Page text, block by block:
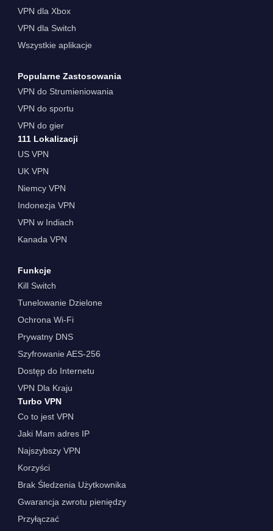
VPN dla Xbox
VPN dla Switch
Wszystkie aplikacje
Popularne Zastosowania
VPN do Strumieniowania
VPN do sportu
VPN do gier
111 Lokalizacji
US VPN
UK VPN
Niemcy VPN
Indonezja VPN
VPN w Indiach
Kanada VPN
Funkcje
Kill Switch
Tunelowanie Dzielone
Ochrona Wi-Fi
Prywatny DNS
Szyfrowanie AES-256
Dostęp do Internetu
VPN Dla Kraju
Turbo VPN
Co to jest VPN
Jaki Mam adres IP
Najszybszy VPN
Korzyści
Brak Śledzenia Użytkownika
Gwarancja zwrotu pieniędzy
Przyłączać